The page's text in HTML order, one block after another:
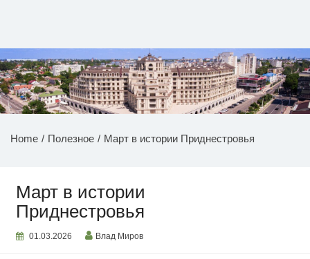
НОВОСТИ ПРИДНЕСТРОВЬЯ
Home Полезное Март в истории Приднестровья
Март в истории
Приднестровья
01.03.2026 Влад Миров